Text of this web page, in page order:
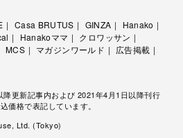
Casa BRUTUS GINZA
Hanako
Hanakoママ
クロワッサン
MCS マガジンワールド
広告掲載
更新記事内および 2021年4月1日以降刊行
価格で表記しています。
Ltd. (Tokyo)